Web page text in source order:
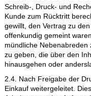
2.2. Ein Vertrag kommt
eine
durch die Auslieferung
Ware an Sie versandt
2.3. Das gesetzlich
Käufers wird
Schreib-, Druck- und
Kunde zum Rücktritt